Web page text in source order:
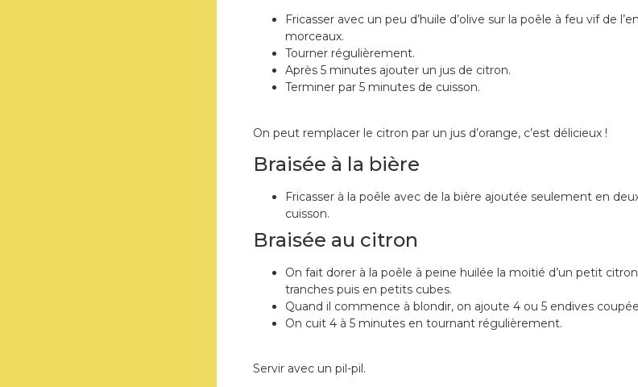
Fricasser avec un peu d’huile d’olive sur la poêle à feu vif de
morceaux.
Tourner régulièrement.
Après 5 minutes ajouter un jus de citron.
Terminer par 5 minutes de cuisson.
On peut remplacer le citron par un jus d’orange, c’est délicieux !
Braisée à la bière
Fricasser à la poêle avec de la bière ajoutée seulement en
cuisson.
Braisée au citron
On fait dorer à la poêle à peine huilée la moitié d’un petit
tranches puis en petits cubes.
Quand il commence à blondir, on ajoute 4 ou 5 endives
On cuit 4 à 5 minutes en tournant régulièrement.
Servir avec un pil-pil.